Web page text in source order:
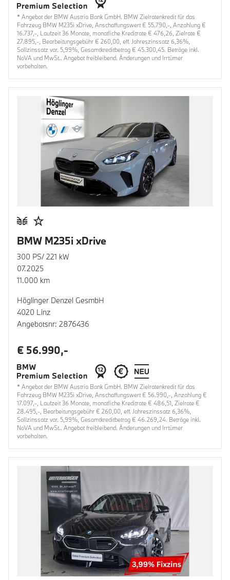
* Angebot der BMW Austria Bank GmbH. BMW Zielratenkredit für das
Fahrzeug BMW M235i xDrive, Anschaffungswert € 55.790,-, Anzahlung €
16.737,-, Laufzeit 36 Monate, monatliche Kreditrate € 476,26, Zielrate €
27.895,-, Bearbeitungsgebühr € 260,00, eff. Jahreszinssatz 6,36%,
Sollzinssatz var. 5,99%, Gesamtkreditbetrag € 45.300,45. Beträge inkl.
NoVA und MwSt.. Angebot freibleibend. Änderungen und Irrtümer
vorbehalten.
BMW M235i xDrive
300 PS/ 221 kW
07.2025
11.000 km
Höglinger Denzel GesmbH
4020 Linz
Angebotsnr: 2876436
€ 56.990,-
* Angebot der BMW Austria Bank GmbH. BMW Zielratenkredit für das
Fahrzeug BMW M235i xDrive, Anschaffungswert € 56.990,-, Anzahlung €
17.097,-, Laufzeit 36 Monate, monatliche Kreditrate € 486,51, Zielrate €
28.495,-, Bearbeitungsgebühr € 260,00, eff. Jahreszinssatz 6,36%,
Sollzinssatz var. 5,99%, Gesamtkreditbetrag € 46.269,24. Beträge inkl.
NoVA und MwSt.. Angebot freibleibend. Änderungen und Irrtümer
vorbehalten.